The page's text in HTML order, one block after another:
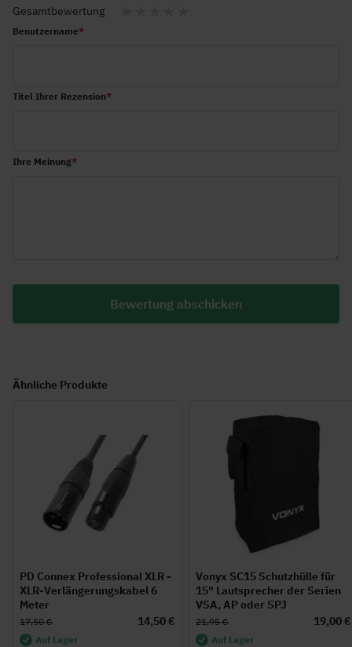
Gesamtbewertung
Benutzername
Titel Ihrer Rezension
Ihre Meinung
Bewertung abschicken
Ähnliche Produkte
PD Connex Professional XLR -
XLR-Verlängerungskabel 6
Meter
14,50 €
17,50 €
Auf Lager
Vonyx SC15 Schutzhülle für
15" Lautsprecher der Serien
VSA, AP oder SPJ
19,00 €
21,95 €
Auf Lager